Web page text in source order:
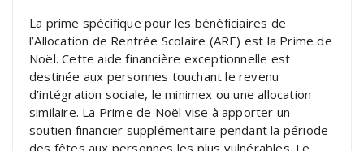
La prime spécifique pour les bénéficiaires de
l’Allocation de Rentrée Scolaire (ARE) est la Prime de
Noël. Cette aide financière exceptionnelle est
destinée aux personnes touchant le revenu
d’intégration sociale, le minimex ou une allocation
similaire. La Prime de Noël vise à apporter un
soutien financier supplémentaire pendant la période
des fêtes aux personnes les plus vulnérables. Le